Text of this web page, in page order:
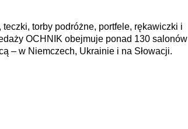
torby podróżne, portfele, rękawiczki i
OCHNIK obejmuje ponad 130 salonów
– w Niemczech, Ukrainie i na Słowacji.